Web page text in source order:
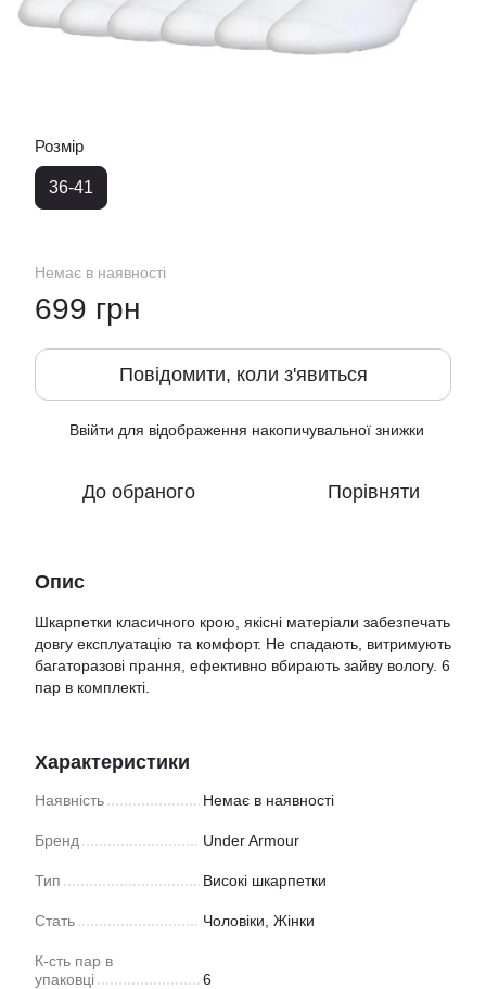
Розмір
36-41
Немає в наявності
699 грн
Повідомити, коли з'явиться
Ввійти для відображення накопичувальної знижки
До обраного Порівняти
Опис
Шкарпетки класичного крою, якісні матеріали забезпечать
довгу експлуатацію та комфорт. Не спадають, витримують
багаторазові прання, ефективно вбирають зайву вологу. 6
пар в комплекті.
Характеристики
Наявність Немає в наявності
Бренд Under Armour
Тип Високі шкарпетки
Стать Чоловіки, Жінки
К-сть пар в
упаковці
6